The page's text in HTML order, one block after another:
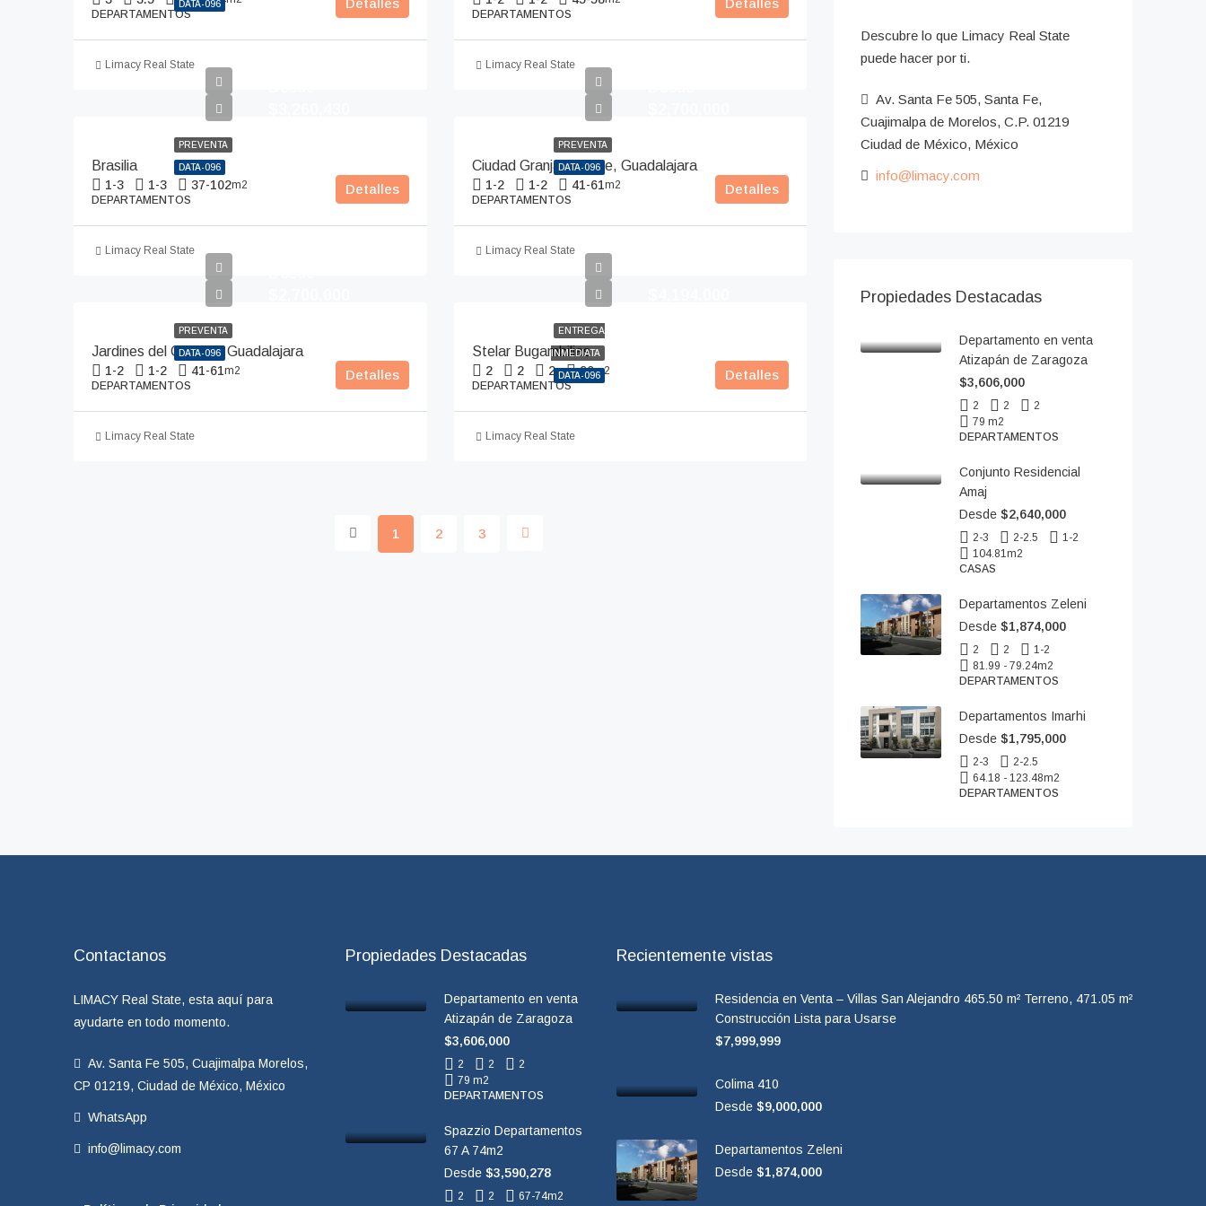
DATA-096
DEPARTAMENTOS
Detalles
Limacy Real State
DEPARTAMENTOS
Detalles
Limacy Real State
PREVENTA
DATA-096
Brasilia
1-3 1-3 37-102m2
DEPARTAMENTOS
Detalles
Limacy Real State
PREVENTA
DATA-096
Ciudad Granja Vallarte, Guadalajara
1-2 1-2 41-61m2
DEPARTAMENTOS
Detalles
Limacy Real State
PREVENTA
DATA-096
Jardines del Country, Guadalajara
1-2 1-2 41-61m2
DEPARTAMENTOS
Detalles
Limacy Real State
ENTREGA
INMEDIATA
DATA-096
Stelar Bugambilias
2 2 2 90m2
DEPARTAMENTOS
Detalles
Limacy Real State
1 2 3
Descubre lo que Limacy Real State
puede hacer por ti.
Av. Santa Fe 505, Santa Fe,
Cuajimalpa de Morelos, C.P. 01219
Ciudad de México, México
info@limacy.com
Propiedades Destacadas
Departamento en venta
Atizapán de Zaragoza
$3,606,000
2 2
2
79 m2
DEPARTAMENTOS
Conjunto Residencial
Amaj
Desde $2,640,000
2-3 2-2.5
1-2
104.81m2
CASAS
Departamentos Zeleni
Desde $1,874,000
2 2
1-2
81.99 - 79.24m2
DEPARTAMENTOS
Departamentos Imarhi
Desde $1,795,000
2-3
2-2.5
64.18 - 123.48m2
DEPARTAMENTOS
Contactanos
LIMACY Real State, esta aquí para
ayudarte en todo momento.
Av. Santa Fe 505, Cuajimalpa Morelos,
CP 01219, Ciudad de México, México
WhatsApp
info@limacy.com
Propiedades Destacadas
Departamento en venta
Atizapán de Zaragoza
$3,606,000
2 2
2
79 m2
DEPARTAMENTOS
Spazzio Departamentos
67 A 74m2
Desde $3,590,278
2 2 67-74m2
Recientemente vistas
Residencia en Venta – Villas San Alejandro 465.50 m² Terreno, 471.05 m²
Construcción Lista para Usarse
$7,999,999
Colima 410
Desde $9,000,000
Departamentos Zeleni
Desde $1,874,000